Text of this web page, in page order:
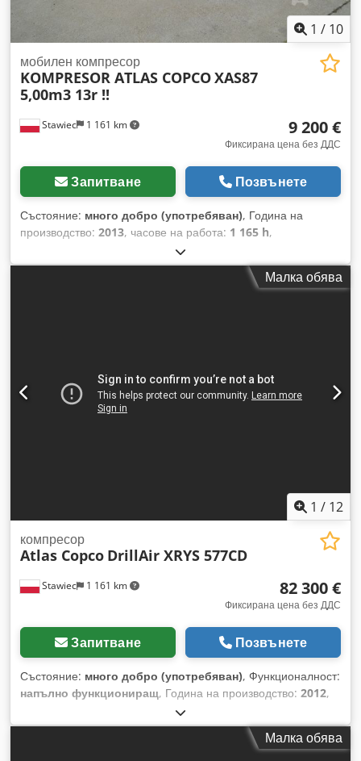
1 / 10
Stawiec 1 161 km
мобилен компресор
KOMPRESOR ATLAS COPCOXAS87
5,00m3 13r !!
9 200 €
Фиксирана цена без ДДС
Запитване Позвънете
Състояние: много добро (употребяван), Година на
производство: 2013, часове на работа: 1 165 h,
КОМПРЕСОР ATLAS COPCO XAS87 5,00m3 2013 г. !!
Дизелов компресор ATLAS COPCO XAS87, машина след
сервизно обслужване Dcedotu E Eyopfx Amhok Технически
954 PLN По-долу ще намерите линк към видео, показващо
работата на машината.
Малка обява
1 / 12
Stawiec 1 161 km
компресор
Atlas Copco DrillAir XRYS 577CD
82 300 €
Фиксирана цена без ДДС
Запитване Позвънете
Състояние: много добро (употребяван), Функционалност:
напълно функциониращ, Година на производство: 2012,
, Преносим компресор ATLAS
COPCO DrillAir XRYS 577CD, машина с краен охладител,
след пълен сервиз. Технически данни: дебит: 34,2 м3/мин;
Малка обява